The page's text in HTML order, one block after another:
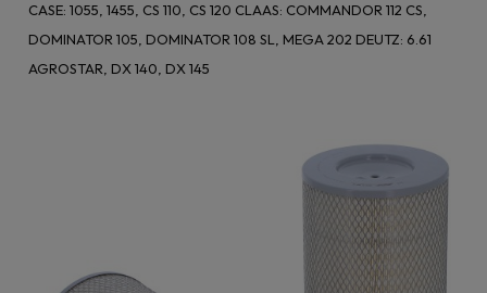
CASE: 1055, 1455, CS 110, CS 120 CLAAS: COMMANDOR 112 CS,
DOMINATOR 105, DOMINATOR 108 SL, MEGA 202 DEUTZ: 6.61
AGROSTAR, DX 140, DX 145